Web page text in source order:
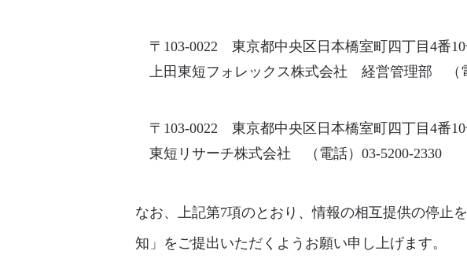
〒103-0022 東京都中央区日本橋室町四丁目4番
上田東短フォレックス株式会社 経営管理部 （
〒103-0022 東京都中央区日本橋室町四丁目4番
東短リサーチ株式会社 （電話）03-5200-2330
なお、上記第7項のとおり、情報の相互提供の停止
知」をご提出いただくようお願い申し上げます。